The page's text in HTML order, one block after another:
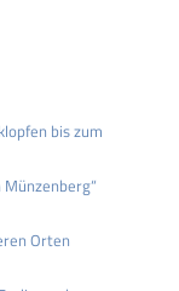
bis zum
Orten